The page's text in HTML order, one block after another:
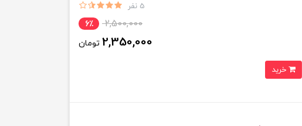
5 نفر
2,500,000 6٪
2,350,000 تومان
خرید